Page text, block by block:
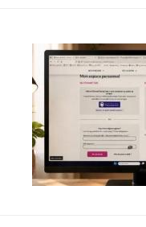
Visuel
actualités